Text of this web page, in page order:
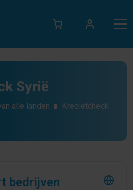
Syrië
alle landen
Kredietcheck
bedrijven